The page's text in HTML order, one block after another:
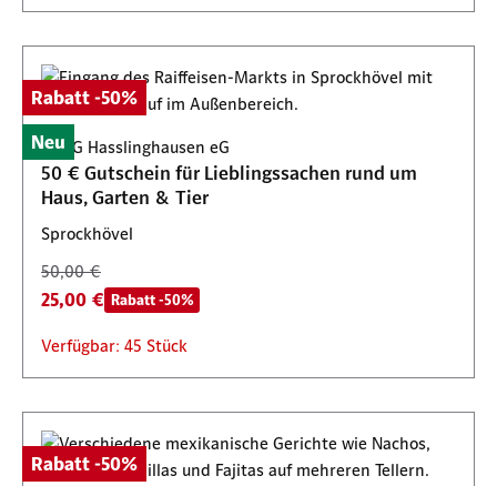
Rabatt -50%
Neu
BBAG Hasslinghausen eG
50 € Gutschein für Lieblingssachen rund um
Haus, Garten & Tier
Sprockhövel
50,00 €
25,00 € Rabatt -50%
Verfügbar: 45 Stück
Rabatt -50%